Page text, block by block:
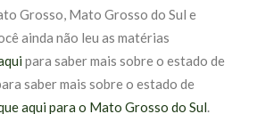
Grosso, Mato Grosso do Sul e
ainda não leu as matérias
para saber mais sobre o estado de
saber mais sobre o estado de
aqui para o Mato Grosso do Sul.